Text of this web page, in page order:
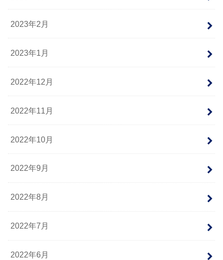
2023年2月
2023年1月
2022年12月
2022年11月
2022年10月
2022年9月
2022年8月
2022年7月
2022年6月